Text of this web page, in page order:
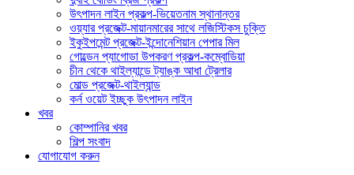
উৎপাদন লাইন প্রকল্প-ভিয়েতনাম স্থানান্তর
ওয়্যার প্রজেক্ট-মায়ানমারের সাথে লজিস্টিকস চুক্তি
ইকুইপমেন্ট প্রজেক্ট-ইন্দোনেশিয়ান পেপার মিল
গোল্ডেন প্যাগোডা উপকরণ প্রকল্প-কম্বোডিয়া
চীন থেকে থাইল্যান্ডে ট্যাঙ্ক আধা ট্রেলার
মোল্ড প্রজেক্ট-থাইল্যান্ড
কর্ন ওয়েট ইচ্ছুক উৎপাদন লাইন
খবর
কোম্পানির খবর
শিল্প সংবাদ
যোগাযোগ করুন